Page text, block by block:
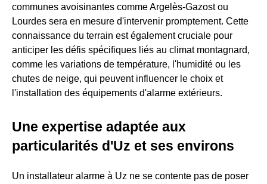
communes avoisinantes comme Argelès-Gazost ou
Lourdes sera en mesure d'intervenir promptement. Cette
connaissance du terrain est également cruciale pour
anticiper les défis spécifiques liés au climat montagnard,
comme les variations de température, l'humidité ou les
chutes de neige, qui peuvent influencer le choix et
l'installation des équipements d'alarme extérieurs.
Une expertise adaptée aux
particularités d'Uz et ses environs
Un installateur alarme à Uz ne se contente pas de poser